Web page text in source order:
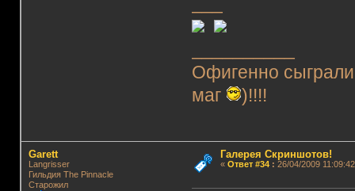
Офигенно
маг
)!!!!
Garett
Langrisser
Гильдия The Pinnacle
Старожил
Галерея Скриншотов!
« Ответ #34: 26/04/2009